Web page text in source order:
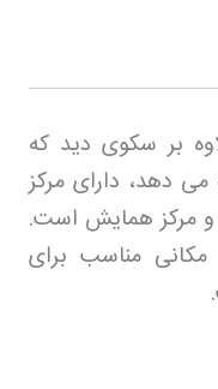
بر سکوی دید که
ارائه می دهد، دارای مرکز
و مرکز همایش است.
مکانی مناسب برای
.